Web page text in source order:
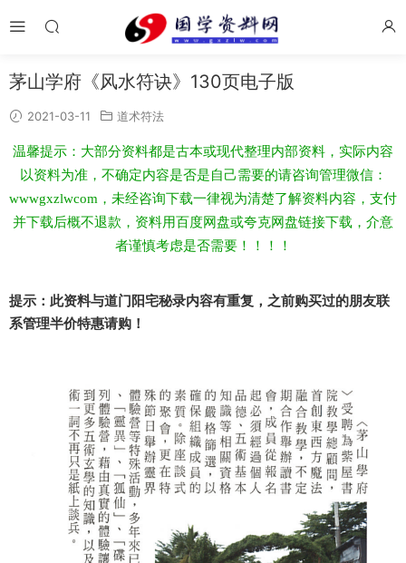
茅山学府《风水符诀》130页电子版
2021-03-11 道术符法
温馨提示：大部分资料都是古本或现代整理内部资料，实际内容
以资料为准，不确定内容是否是自己需要的请咨询管理微信：
wwwgxzlwcom，未经咨询下载一律视为清楚了解资料内容，支付
并下载后概不退款，资料用百度网盘或夸克网盘链接下载，介意
者谨慎考虑是否需要！！！！
提示：此资料与道门阳宅秘录内容有重复，之前购买过的朋友联
系管理半价特惠请购！